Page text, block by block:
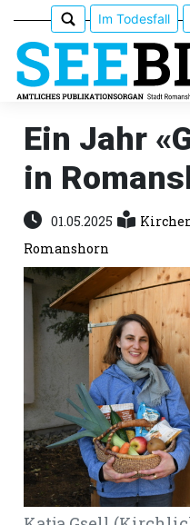
Epaper
Veranstaltungen
Erlebnisführer
App
Romanshorn:
offizielle
Im Todesfall
Ein Jahr
in
01.05.2025
Romanshorn